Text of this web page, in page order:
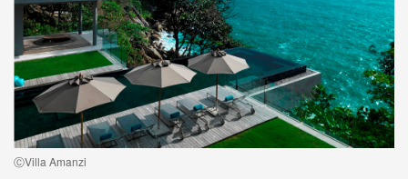
ⒸVilla Amanzi